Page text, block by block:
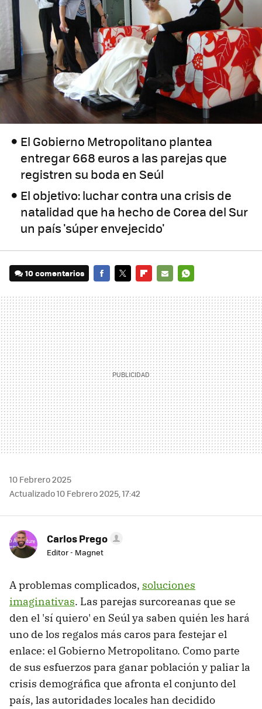
El Gobierno Metropolitano plantea
entregar 668 euros a las parejas que
registren su boda en Seúl
El objetivo: luchar contra una crisis de
natalidad que ha hecho de Corea del Sur
un país 'súper envejecido'
10 comentarios
MAIL
10 Febrero 2025
Actualizado 10 Febrero 2025, 17:42
Carlos Prego
Editor - Magnet
A problemas complicados, soluciones
imaginativas. Las parejas surcoreanas que se
den el 'sí quiero' en Seúl ya saben quién les hará
uno de los regalos más caros para festejar el
enlace: el Gobierno Metropolitano. Como parte
de sus esfuerzos para ganar población y paliar la
crisis demográfica que afronta el conjunto del
país, las autoridades locales han decidido